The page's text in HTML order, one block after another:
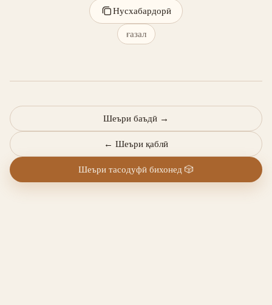
Нусхабардорӣ
ғазал
← Шеъри қаблӣ
Шеъри баъдӣ →
Шеъри тасодуфӣ бихонед 🎲